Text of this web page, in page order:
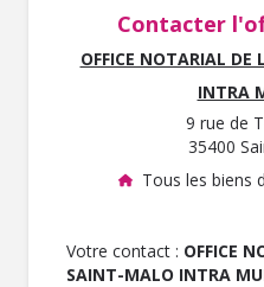
Contacter
OFFICE NOTARIAL
INTRA
9 rue de
35400
Tous les biens
Votre contact : OFFICE
SAINT-MALO INTRA